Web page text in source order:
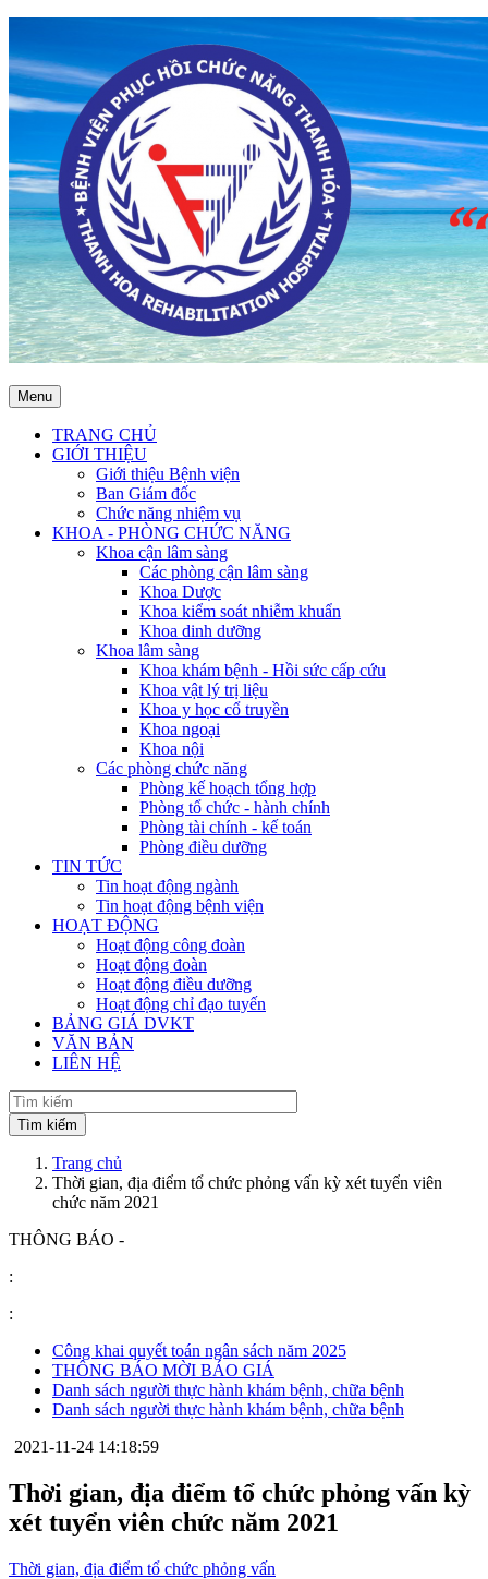
Menu
TRANG CHỦ
GIỚI THIỆU
Giới thiệu Bệnh viện
Ban Giám đốc
Chức năng nhiệm vụ
KHOA - PHÒNG CHỨC NĂNG
Khoa cận lâm sàng
Các phòng cận lâm sàng
Khoa Dược
Khoa kiểm soát nhiễm khuẩn
Khoa dinh dưỡng
Khoa lâm sàng
Khoa khám bệnh - Hồi sức cấp cứu
Khoa vật lý trị liệu
Khoa y học cổ truyền
Khoa ngoại
Khoa nội
Các phòng chức năng
Phòng kế hoạch tổng hợp
Phòng tổ chức - hành chính
Phòng tài chính - kế toán
Phòng điều dưỡng
TIN TỨC
Tin hoạt động ngành
Tin hoạt động bệnh viện
HOẠT ĐỘNG
Hoạt động công đoàn
Hoạt động đoàn
Hoạt động điều dưỡng
Hoạt động chỉ đạo tuyến
BẢNG GIÁ DVKT
VĂN BẢN
LIÊN HỆ
Trang chủ
Thời gian, địa điểm tổ chức phỏng vấn kỳ xét tuyển viên
chức năm 2021
THÔNG BÁO -
:
:
Công khai quyết toán ngân sách năm 2025
THÔNG BÁO MỜI BÁO GIÁ
Danh sách người thực hành khám bệnh, chữa bệnh
Danh sách người thực hành khám bệnh, chữa bệnh
2021-11-24 14:18:59
Thời gian, địa điểm tổ chức phỏng vấn kỳ
xét tuyển viên chức năm 2021
Thời gian, địa điểm tổ chức phỏng vấn